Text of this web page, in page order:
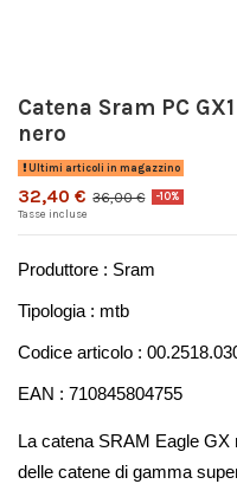
Catena Sram PC
nero
Ultimi articoli in magazzino
32,40 € 36,00 € -10%
Tasse incluse
Produttore : Sram
Tipologia : mtb
Codice articolo :
EAN : 710845804755
La catena SRAM Eagle
delle catene di gamma